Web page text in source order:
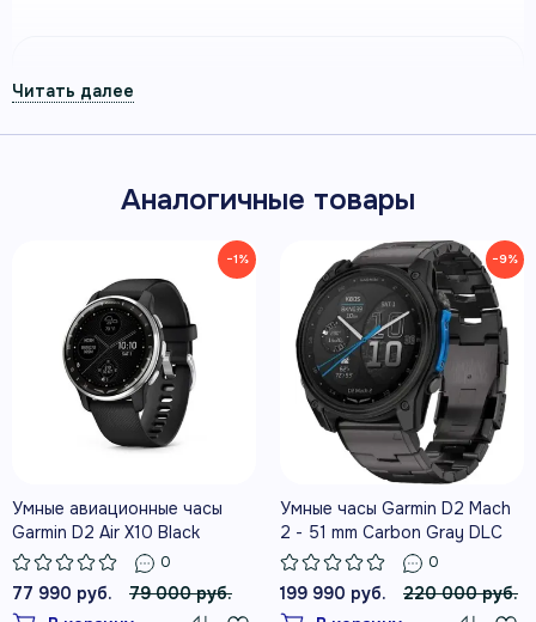
всемирной авиационной базы
Расширьте свой диапазон благодаря
до 11 дней автономной работы в
режиме умных часов.
Как погода? Знайте NEXRAD, METAR,
TAF и MOS. И получайте
настраиваемые оповещения об
изменениях.
Аналогичные товары
−1%
Умные авиационные часы
Garmin D2 Air X10 Black
0
77 990 руб.
79 000 руб.
−9%
Умные часы Garmin D2 Mach
2 - 51 mm Carbon Gray DLC
Titanium
0
199 990 руб.
220 000 руб.